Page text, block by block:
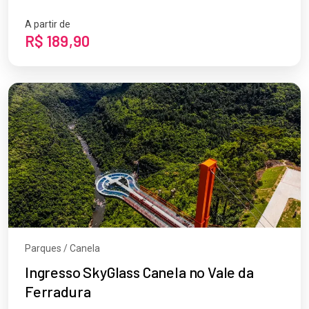
A partir de
R$ 189,90
Parques / Canela
Ingresso SkyGlass Canela no Vale da
Ferradura